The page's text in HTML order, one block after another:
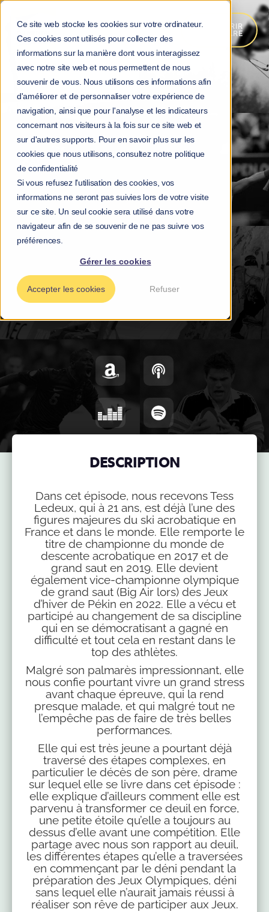
Ce site web stocke les cookies sur votre ordinateur.
Ces cookies sont utilisés pour collecter des
informations sur la manière dont vous interagissez
avec notre site web et nous permettent de nous
souvenir de vous. Nous utilisons ces informations afin
d'améliorer et de personnaliser votre expérience de
navigation, ainsi que pour l'analyse et les indicateurs
concernant nos visiteurs à la fois sur ce site web et
sur d'autres supports. Pour en savoir plus sur les
cookies que nous utilisons, consultez notre politique
de confidentialité
Si vous refusez l'utilisation des cookies, vos
informations ne seront pas suivies lors de votre visite
sur ce site. Un seul cookie sera utilisé dans votre
navigateur afin de se souvenir de ne pas suivre vos
préférences.
Gérer les cookies
Accepter les cookies Refuser
DÉCOUVRIR
MOKA.CARE
DESCRIPTION
Dans cet épisode, nous recevons Tess
Ledeux, qui à 21 ans, est déjà l’une des
figures majeures du ski acrobatique en
France et dans le monde. Elle remporte le
titre de championne du monde de
descente acrobatique en 2017 et de
grand saut en 2019. Elle devient
également vice-championne olympique
de grand saut (Big Air lors) des Jeux
d’hiver de Pékin en 2022. Elle a vécu et
participé au changement de sa discipline
qui en se démocratisant a gagné en
difficulté et tout cela en restant dans le
top des athlètes.
Malgré son palmarès impressionnant, elle
nous confie pourtant vivre un grand stress
avant chaque épreuve, qui la rend
presque malade, et qui malgré tout ne
l’empêche pas de faire de très belles
performances.
Elle qui est très jeune a pourtant déjà
traversé des étapes complexes, en
particulier le décès de son père, drame
sur lequel elle se livre dans cet épisode :
elle explique d’ailleurs comment elle est
parvenu à transformer ce deuil en force,
une petite étoile qu’elle a toujours au
dessus d’elle avant une compétition. Elle
partage avec nous son rapport au deuil,
les différentes étapes qu’elle a traversées
en commençant par le déni pendant la
préparation des Jeux Olympiques, déni
sans lequel elle n’aurait jamais réussi à
réaliser son rêve de participer aux Jeux.